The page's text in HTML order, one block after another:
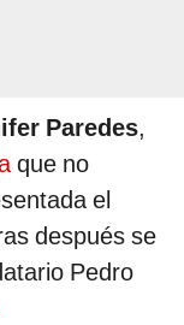
Paredes,
que no
el
después se
Pedro